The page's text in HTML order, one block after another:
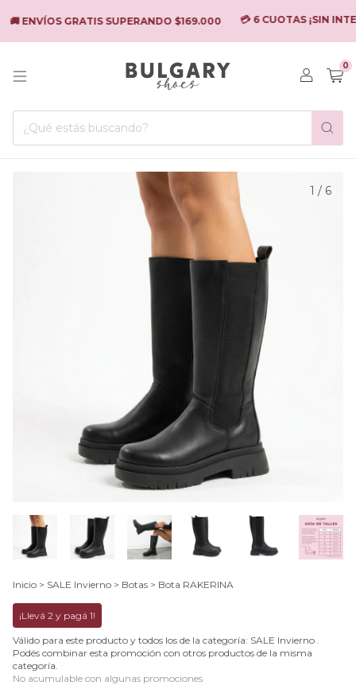
ENVÍOS GRATIS SUPERANDO $169.000 💳 6 CUOTAS ¡SIN
0
1 / 6
Inicio > SALE Invierno > Botas > Bota RAKERINA
¡Llevá 2 y pagá 1!
Válido para este producto y todos los de la categoría: SALE Invierno .
Podés combinar esta promoción con otros productos de la misma
categoría.
No acumulable con algunas promociones